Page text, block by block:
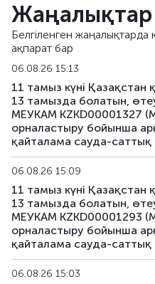
US141_2611
US142_3105
US143_3405
US158_2610
US159_4311
US179_2609
US181_3005
US182_3305
Жаңалықтар
Белгіленген
ақпарат бар
06.08.26 15:13
11 тамыз күні Қазақстан
13 тамызда болатын,
МЕУКАМ KZKD00001327
орналастыру бойынша
қайталама сауда-саттық
06.08.26 15:09
11 тамыз күні Қазақстан
13 тамызда болатын,
МЕУКАМ KZKD00001293
орналастыру бойынша
қайталама сауда-саттық
06.08.26 15:03